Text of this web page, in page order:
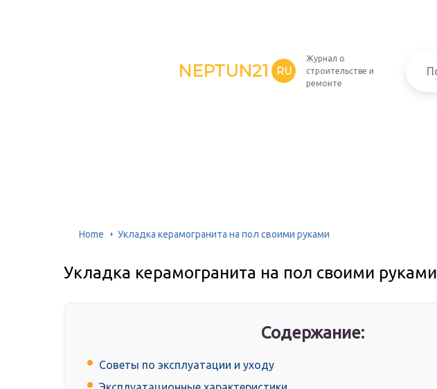
NEPTUN21 RU
Журнал о
строительстве и
ремонте
Home Укладка керамогранита на пол своими руками
Укладка керамогранита на пол своими руками
Содержание:
Советы по эксплуатации и уходу